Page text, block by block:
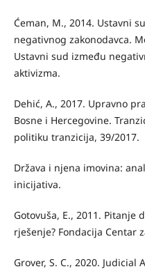
Ćeman, M., 2014. Ustavni
negativnog zakonodavca.
Ustavni sud između
aktivizma.
Dehić, A., 2017. Upravno
Bosne i Hercegovine.
politiku tranzicija, 39/2017.
Država i njena imovina:
inicijativa.
Gotovuša, E., 2011. Pitanje
rješenje? Fondacija Centar
Grover, S. C., 2020.